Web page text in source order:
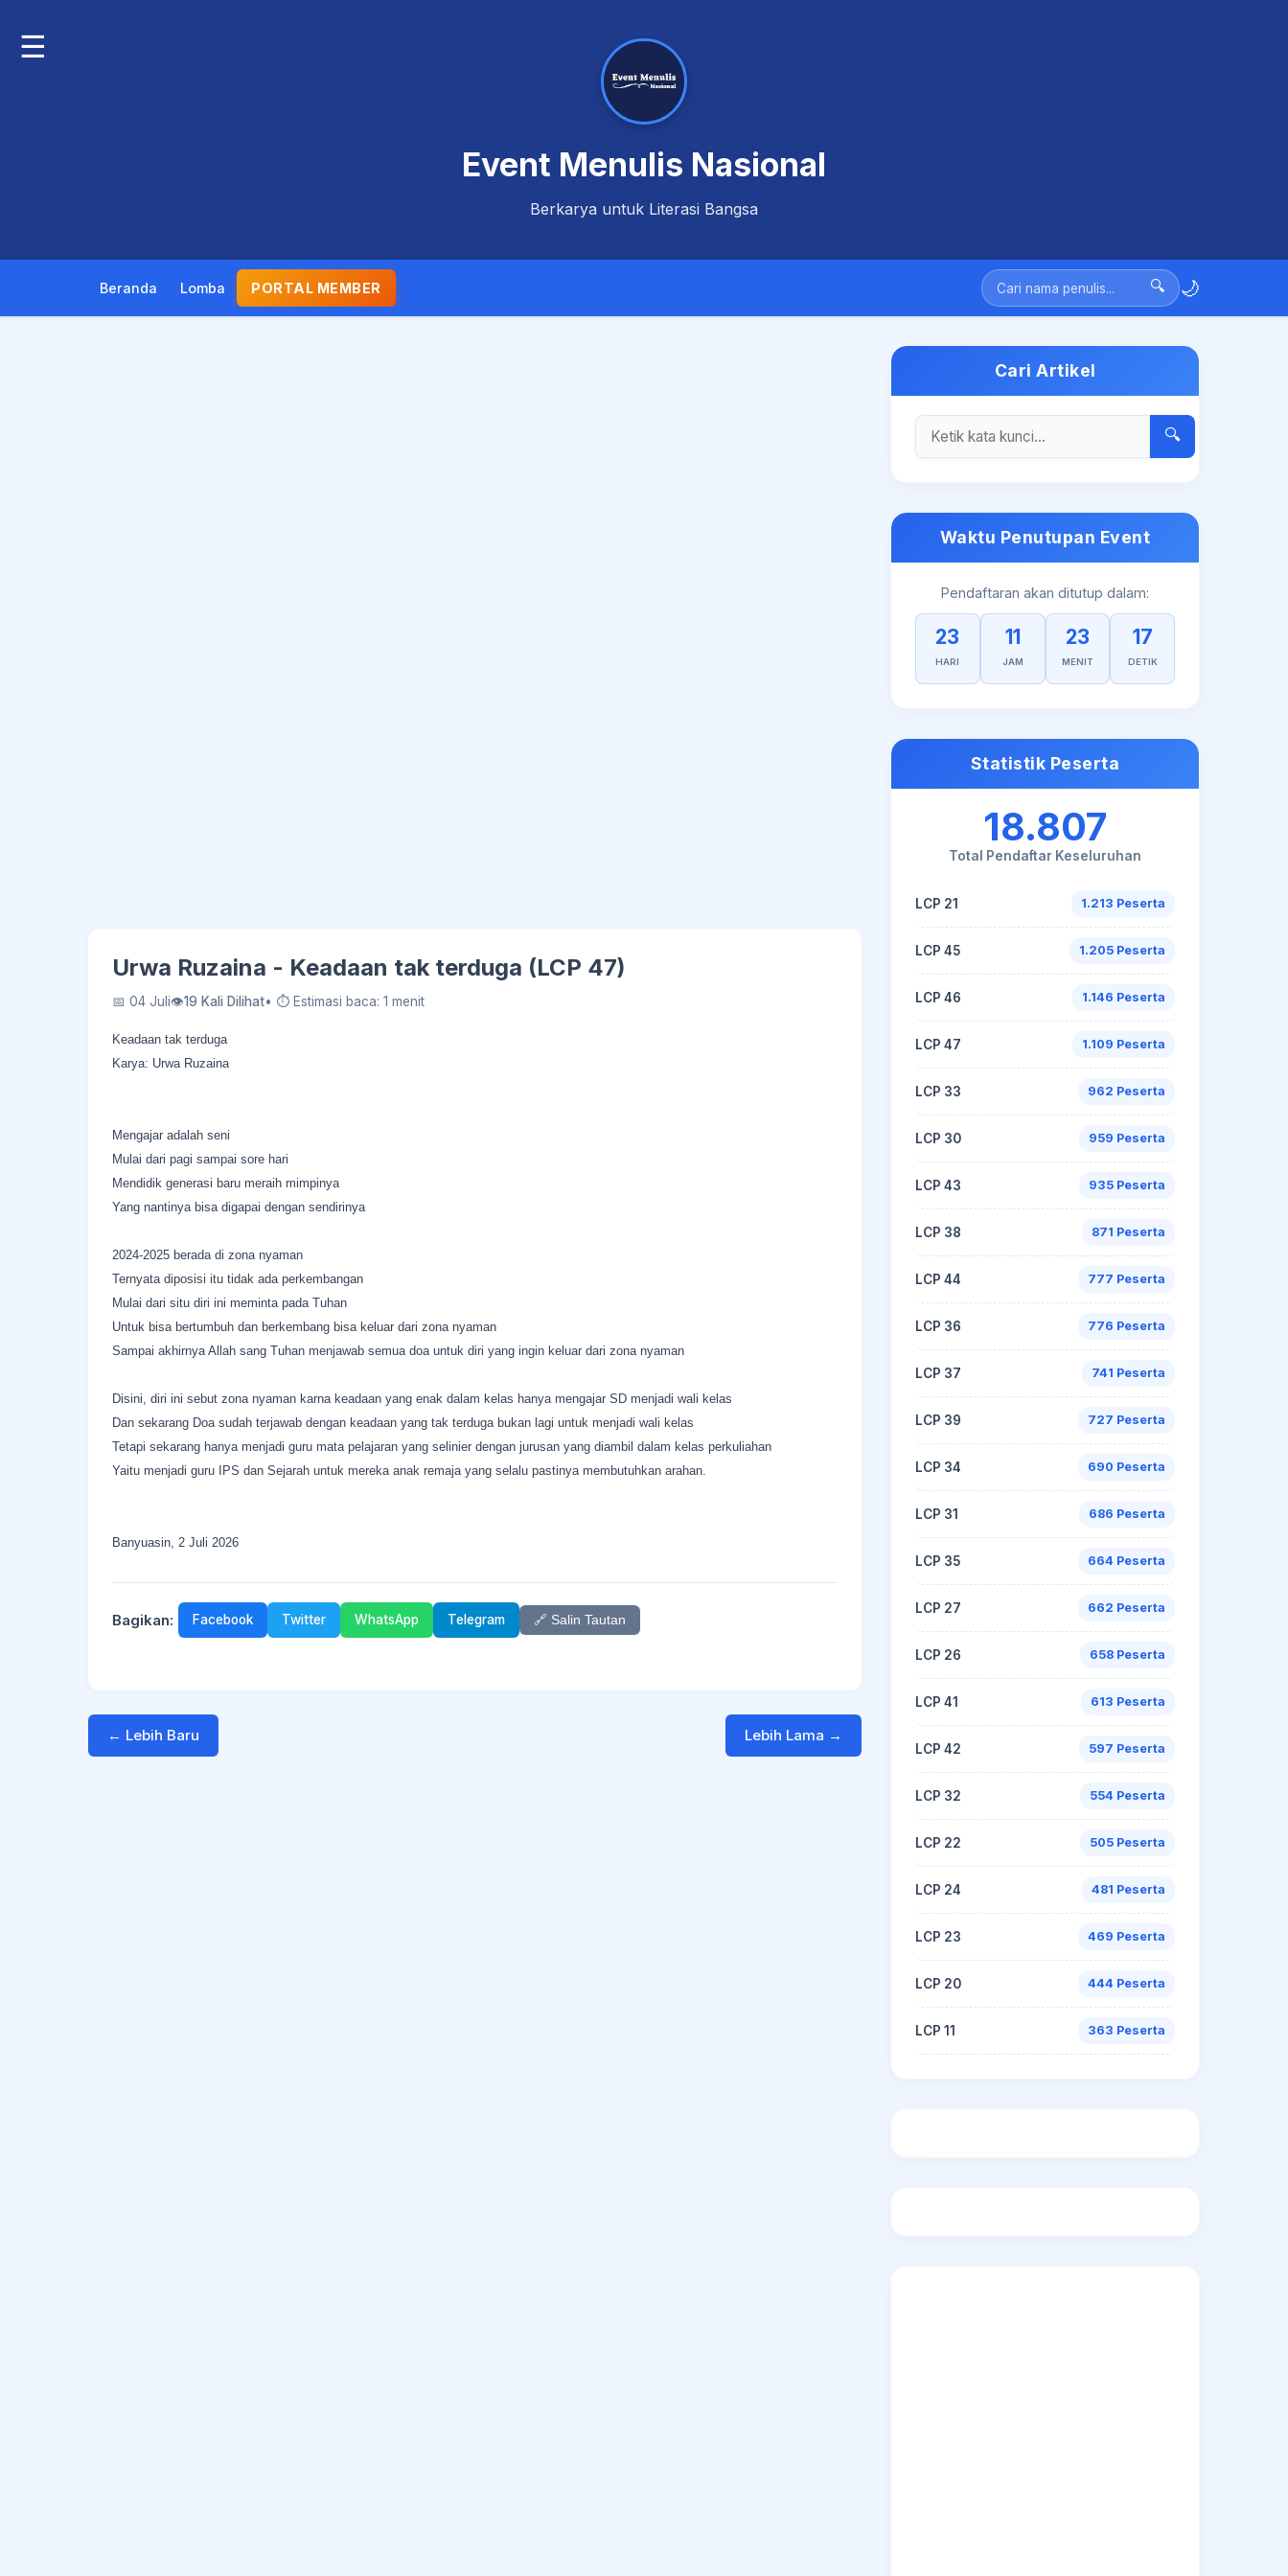
☰
Event Menulis Nasional
Berkarya untuk Literasi Bangsa
Beranda Lomba PORTAL MEMBER 🔍 🌙
Urwa Ruzaina - Keadaan tak terduga (LCP 47)
📅 04 Juli👁19 Kali Dilihat• ⏱ Estimasi baca: 1 menit
Keadaan tak terduga
Karya: Urwa Ruzaina
Mengajar adalah seni
Mulai dari pagi sampai sore hari
Mendidik generasi baru meraih mimpinya
Yang nantinya bisa digapai dengan sendirinya
2024-2025 berada di zona nyaman
Ternyata diposisi itu tidak ada perkembangan
Mulai dari situ diri ini meminta pada Tuhan
Untuk bisa bertumbuh dan berkembang bisa keluar dari zona nyaman
Sampai akhirnya Allah sang Tuhan menjawab semua doa untuk diri yang ingin keluar dari zona nyaman
Disini, diri ini sebut zona nyaman karna keadaan yang enak dalam kelas hanya mengajar SD menjadi wali kelas
Dan sekarang Doa sudah terjawab dengan keadaan yang tak terduga bukan lagi untuk menjadi wali kelas
Tetapi sekarang hanya menjadi guru mata pelajaran yang selinier dengan jurusan yang diambil dalam kelas perkuliahan
Yaitu menjadi guru IPS dan Sejarah untuk mereka anak remaja yang selalu pastinya membutuhkan arahan.
Banyuasin, 2 Juli 2026
Bagikan: Facebook Twitter WhatsApp Telegram 🔗 Salin Tautan
← Lebih Baru Lebih Lama →
Cari Artikel
🔍
Waktu Penutupan Event
Pendaftaran akan ditutup dalam:
23
HARI
11
JAM
23
MENIT
16
DETIK
Statistik Peserta
18.807
Total Pendaftar Keseluruhan
LCP 21 1.213 Peserta
LCP 45 1.205 Peserta
LCP 46 1.146 Peserta
LCP 47 1.109 Peserta
LCP 33 962 Peserta
LCP 30 959 Peserta
LCP 43 935 Peserta
LCP 38 871 Peserta
LCP 44 777 Peserta
LCP 36 776 Peserta
LCP 37 741 Peserta
LCP 39 727 Peserta
LCP 34 690 Peserta
LCP 31 686 Peserta
LCP 35 664 Peserta
LCP 27 662 Peserta
LCP 26 658 Peserta
LCP 41 613 Peserta
LCP 42 597 Peserta
LCP 32 554 Peserta
LCP 22 505 Peserta
LCP 24 481 Peserta
LCP 23 469 Peserta
LCP 20 444 Peserta
LCP 11 363 Peserta